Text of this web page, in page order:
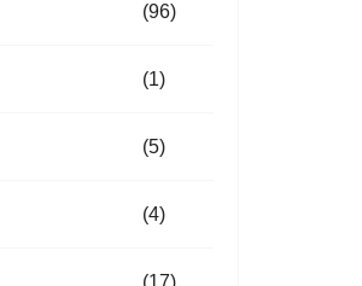
(96)
(1)
(5)
(4)
(17)